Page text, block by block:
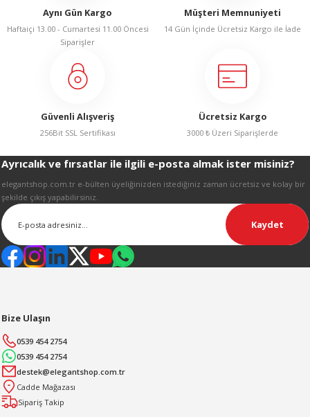
Aynı Gün Kargo
Haftaiçi 13.00 - Cumartesi 11.00 Öncesi
Siparişler
Müşteri Memnuniyeti
14 Gün İçinde Ücretsiz Kargo ile İade
Güvenli Alışveriş
256Bit SSL Sertifikası
Ücretsiz Kargo
3000 ₺ Üzeri Siparişlerde
Ayrıcalık ve fırsatlar ile ilgili e-posta almak ister misiniz?
elegantshop.com.tr e-bülten üyeliğinizden istediğiniz zaman ücretsiz ve kolay bir
şekilde çıkış yapabilirsiniz.
Kaydet
Bize Ulaşın
0539 454 2754
0539 454 2754
destek@elegantshop.com.tr
Cadde Mağazası
Sipariş Takip